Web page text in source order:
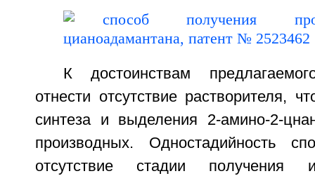
К достоинствам
отнести отсутствие растворителя,
синтеза и выделения 2-амино-2-
производных. Одностадийность
отсутствие стадии получения